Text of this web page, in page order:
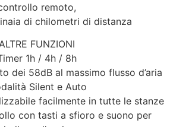
remoto,
di chilometri di distanza
FUNZIONI
1h / 4h / 8h
dei 58dB al massimo flusso d’aria
Silent e Auto
facilmente in tutte le stanze
con tasti a sfioro e suono per